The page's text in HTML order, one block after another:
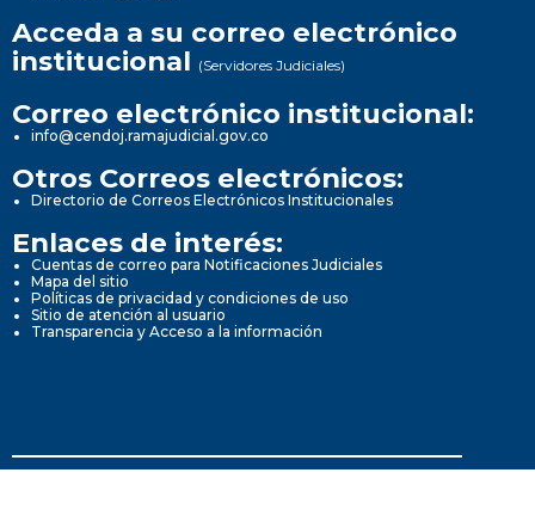
Acceda a su correo electrónico
institucional (Servidores Judiciales)
Correo electrónico institucional:
info@cendoj.ramajudicial.gov.co
Otros Correos electrónicos:
Directorio de Correos Electrónicos Institucionales
Enlaces de interés:
Cuentas de correo para Notificaciones Judiciales
Mapa del sitio
Políticas de privacidad y condiciones de uso
Sitio de atención al usuario
Transparencia y Acceso a la información